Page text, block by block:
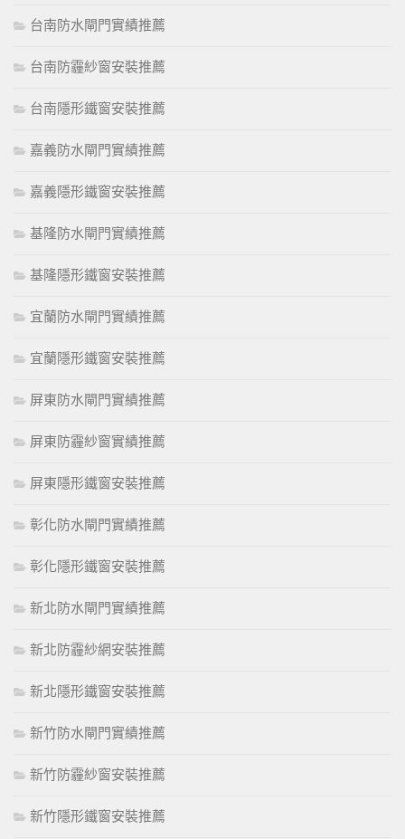
台南防水閘門實績推薦
台南防霾紗窗安裝推薦
台南隱形鐵窗安裝推薦
嘉義防水閘門實績推薦
嘉義隱形鐵窗安裝推薦
基隆防水閘門實績推薦
基隆隱形鐵窗安裝推薦
宜蘭防水閘門實績推薦
宜蘭隱形鐵窗安裝推薦
屏東防水閘門實績推薦
屏東防霾紗窗實績推薦
屏東隱形鐵窗安裝推薦
彰化防水閘門實績推薦
彰化隱形鐵窗安裝推薦
新北防水閘門實績推薦
新北防霾紗網安裝推薦
新北隱形鐵窗安裝推薦
新竹防水閘門實績推薦
新竹防霾紗窗安裝推薦
新竹隱形鐵窗安裝推薦